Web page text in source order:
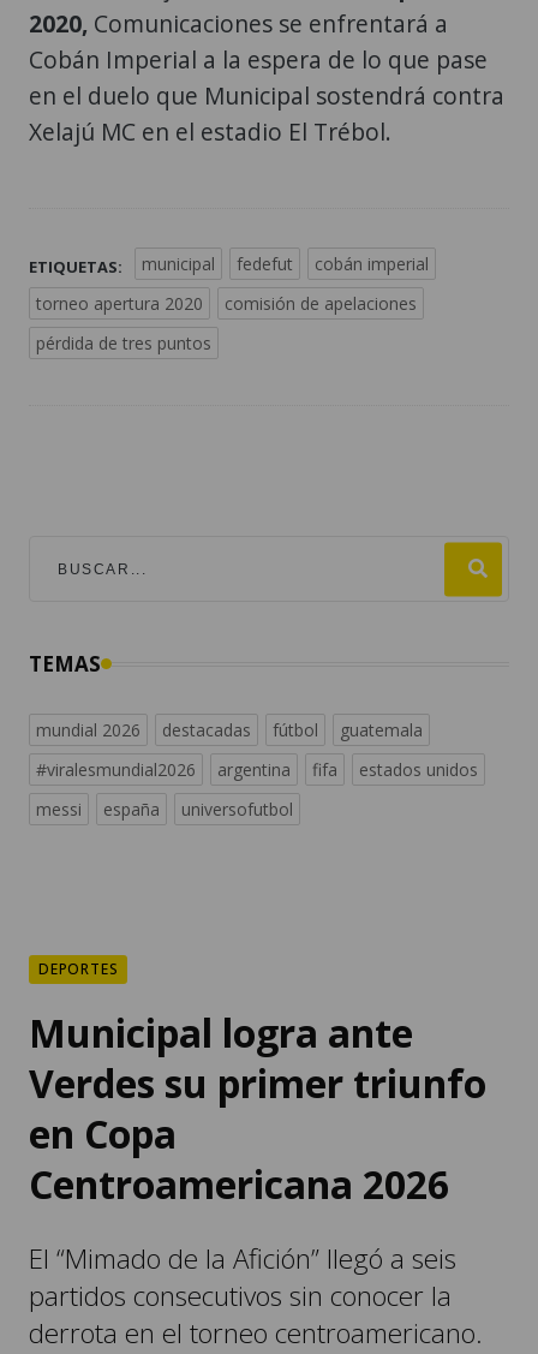
2020, Comunicaciones se enfrentará a
Cobán Imperial a la espera de lo que pase
en el duelo que Municipal sostendrá contra
Xelajú MC en el estadio El Trébol.
ETIQUETAS: municipal fedefut
cobán imperial
torneo apertura 2020
comisión de apelaciones
pérdida de tres puntos
TEMAS
mundial 2026 destacadas fútbol
guatemala
#viralesmundial2026
argentina fifa
estados unidos
messi
españa universofutbol
DEPORTES
Municipal logra ante
Verdes su primer triunfo
en Copa
Centroamericana 2026
El “Mimado de la Afición” llegó a seis
partidos consecutivos sin conocer la
derrota en el torneo centroamericano.